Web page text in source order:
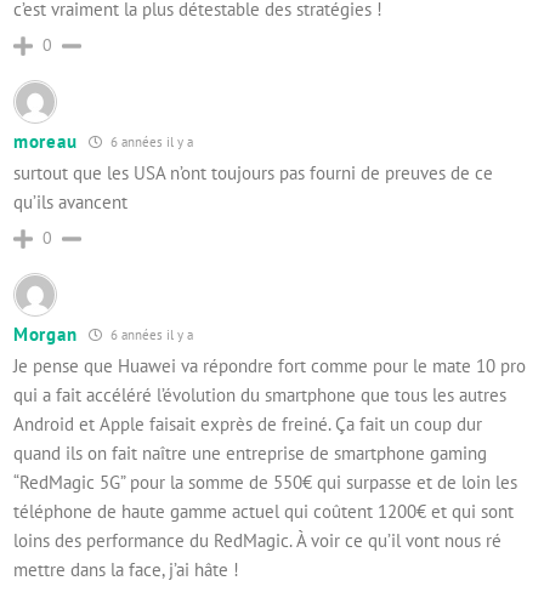
c’est vraiment la plus détestable des stratégies !
0
moreau 6 années il y a
surtout que les USA n’ont toujours pas fourni de preuves de ce
qu’ils avancent
0
Morgan 6 années il y a
Je pense que Huawei va répondre fort comme pour le mate 10 pro
qui a fait accéléré l’évolution du smartphone que tous les autres
Android et Apple faisait exprès de freiné. Ça fait un coup dur
quand ils on fait naître une entreprise de smartphone gaming
“RedMagic 5G” pour la somme de 550€ qui surpasse et de loin les
téléphone de haute gamme actuel qui coûtent 1200€ et qui sont
loins des performance du RedMagic. À voir ce qu’il vont nous ré
mettre dans la face, j’ai hâte !